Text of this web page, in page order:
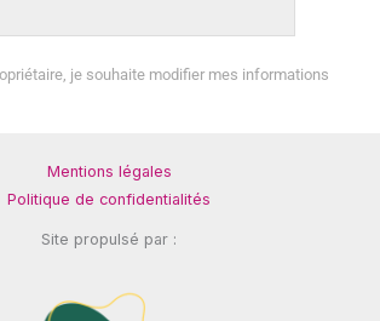
je souhaite modifier mes informations
Mentions légales
Politique de confidentialités
Site propulsé par :